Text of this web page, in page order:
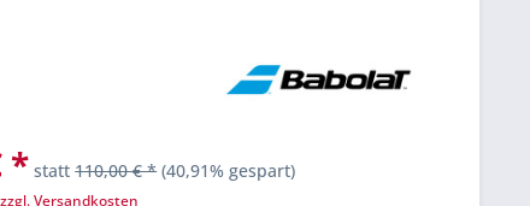
* statt110,00 € * (40,91% gespart)
zzgl. Versandkosten